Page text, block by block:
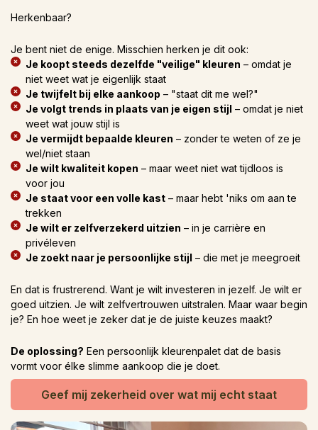
Herkenbaar?
Je bent niet de enige. Misschien herken je dit ook:
Je koopt steeds dezelfde "veilige" kleuren – omdat je
niet weet wat je eigenlijk staat
Je twijfelt bij elke aankoop – "staat dit me wel?"
Je volgt trends in plaats van je eigen stijl – omdat je niet
weet wat jouw stijl is
Je vermijdt bepaalde kleuren – zonder te weten of ze je
wel/niet staan
Je wilt kwaliteit kopen – maar weet niet wat tijdloos is
voor jou
Je staat voor een volle kast – maar hebt 'niks om aan te
trekken
Je wilt er zelfverzekerd uitzien – in je carrière en
privéleven
Je zoekt naar je persoonlijke stijl – die met je meegroeit
En dat is frustrerend. Want je wilt investeren in jezelf. Je wilt er
goed uitzien. Je wilt zelfvertrouwen uitstralen. Maar waar begin
je? En hoe weet je zeker dat je de juiste keuzes maakt?
De oplossing? Een persoonlijk kleurenpalet dat de basis
vormt voor élke slimme aankoop die je doet.
Geef mij zekerheid over wat mij echt staat